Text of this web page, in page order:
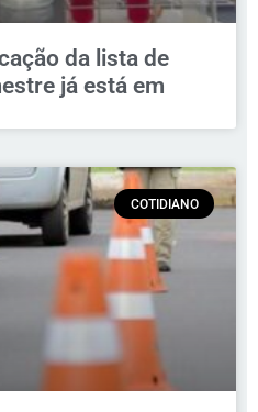
da lista de
já está em
COTIDIANO